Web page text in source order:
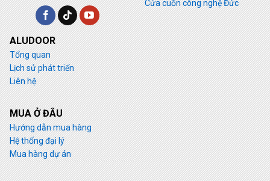
Cửa cuốn công nghệ Đức
ALUDOOR
Tổng quan
Lịch sử phát triển
Liên hệ
MUA Ở ĐÂU
Hướng dẫn mua hàng
Hệ thống đại lý
Mua hàng dự án